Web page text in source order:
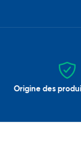
Origine des